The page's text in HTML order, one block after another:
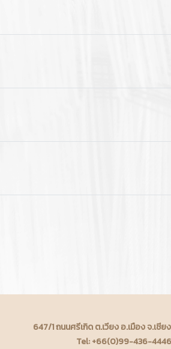
647/1 ถนนศรีเกิด ต.เวียง อ.เมือง จ.เชี
Tel: +66(0)99-436-4446